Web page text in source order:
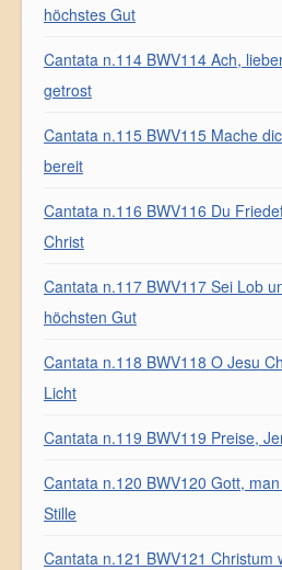
höchstes Gut
Cantata n.114 BWV114 Ach,
getrost
Cantata n.115 BWV115 Mache
bereit
Cantata n.116 BWV116 Du
Christ
Cantata n.117 BWV117 Sei Lob
höchsten Gut
Cantata n.118 BWV118 O Jesu
Licht
Cantata n.119 BWV119 Preise,
Cantata n.120 BWV120 Gott,
Stille
Cantata n.121 BWV121 Christum